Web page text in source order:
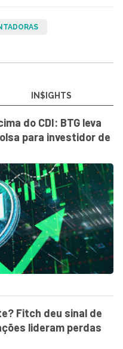
IN$IGHTS
do CDI: BTG leva
para investidor de
Fitch deu sinal de
lideram perdas